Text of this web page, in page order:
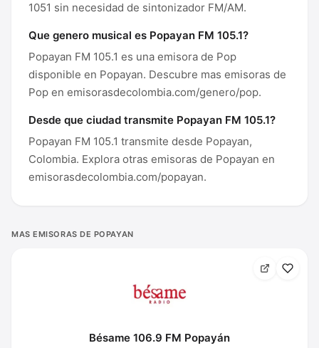
1051 sin necesidad de sintonizador FM/AM.
Que genero musical es Popayan FM 105.1?
Popayan FM 105.1 es una emisora de Pop
disponible en Popayan. Descubre mas emisoras de
Pop en emisorasdecolombia.com/genero/pop.
Desde que ciudad transmite Popayan FM 105.1?
Popayan FM 105.1 transmite desde Popayan,
Colombia. Explora otras emisoras de Popayan en
emisorasdecolombia.com/popayan.
MAS EMISORAS DE POPAYAN
Bésame 106.9 FM Popayán